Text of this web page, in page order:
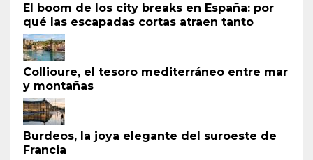
El boom de los city breaks en España: por
qué las escapadas cortas atraen tanto
Collioure, el tesoro mediterráneo entre mar
y montañas
Burdeos, la joya elegante del suroeste de
Francia